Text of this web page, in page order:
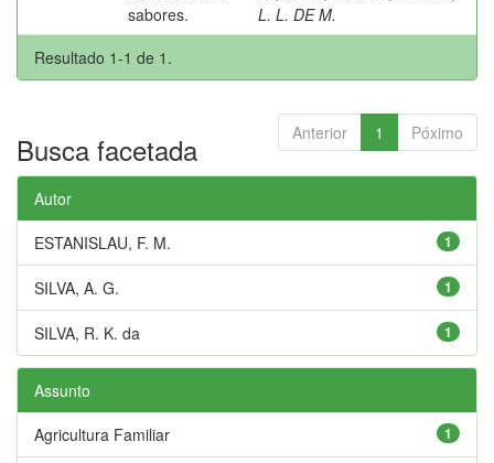
sabores.
L. L. DE M.
Resultado 1-1 de 1.
Anterior 1 Póximo
Busca facetada
Autor
1
ESTANISLAU, F. M.
1
SILVA, A. G.
1
SILVA, R. K. da
Assunto
1
Agricultura Familiar